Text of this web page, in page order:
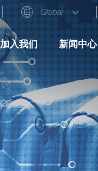
Global
加入我们 新闻中心